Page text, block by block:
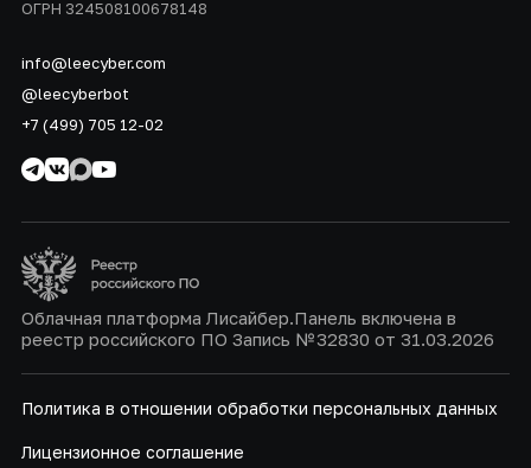
ОГРН 324508100678148
info@leecyber.com
@leecyberbot
+7 (499) 705 12-02
Облачная платформа Лисайбер.Панель включена в
реестр российского ПО Запись № 32830 от 31.03.2026
Политика в отношении обработки персональных данных
Лицензионное соглашение